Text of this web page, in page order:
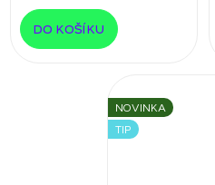
DO KOŠÍKU
NOVINKA
TIP